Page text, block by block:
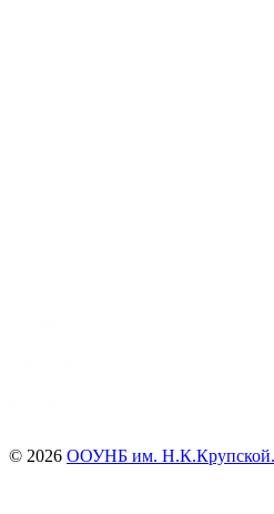
© 2026 ООУНБ им. Н.К.Крупской.